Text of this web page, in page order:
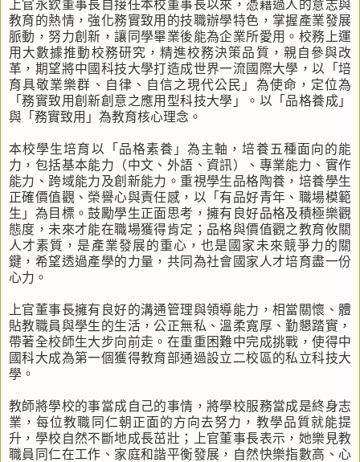
上官永欽董事長自接任本校董事長以來，憑藉過人的意志與
教育的熱情，強化務實致用的技職辦學特色，掌握產業發展
脈動，努力創新，讓同學畢業後能為企業所愛用。校務上運
用大數據推動校務研究，精進校務決策品質，親自參與改
革，期望將中國科技大學打造成世界一流國際大學，以「培
育具敬業樂群、自律、自信之現代公民」為使命，定位為
「務實致用創新創意之應用型科技大學」。以「品格養成」
與「務實致用」為教育核心理念。
本校學生培育以「品格素養」為主軸，培養五種面向的能
力，包括基本能力（中文、外語、資訊）、專業能力、實作
能力、跨域能力及創新能力。重視學生品格陶養，培養學生
正確價值觀、榮譽心與責任感，以「有品好青年、職場模範
生」為目標。鼓勵學生正面思考，擁有良好品格及積極樂觀
態度，未來才能在職場獲得肯定；品格與價值觀之教育攸關
人才素質，是產業發展的重心，也是國家未來競爭力的關
鍵，希望透過產學的力量，共同為社會國家人才培育盡一份
心力。
上官董事長擁有良好的溝通管理與領導能力，相當關懷、體
貼教職員與學生的生活，公正無私、溫柔寬厚、勤懇踏實，
帶著全校師生大步向前走。在重重困難中完成挑戰，使得中
國科大成為第一個獲得教育部通過設立二校區的私立科技大
學。
教師將學校的事當成自己的事情，將學校服務當成是終身志
業，每位教職同仁朝正面的方向去努力，教學品質就能提
升，學校自然不斷地成長茁壯；上官董事長表示，她樂見教
職員同仁在工作、家庭和諧平衡發展，自然快樂指數高、心